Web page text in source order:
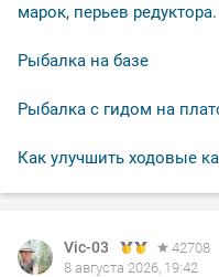
марок, перьев редуктора.
Рыбалка на базе
Рыбалка с гидом на
Как улучшить ходовые
Vic-03
42708
8 августа 2026, 19:42